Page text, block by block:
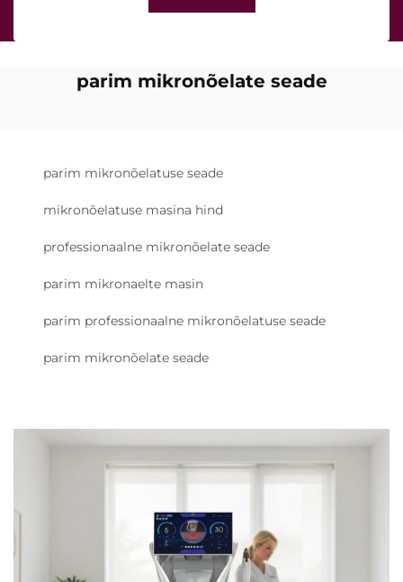
parim mikronõelate seade
parim mikronõelatuse seade
mikronõelatuse masina hind
professionaalne mikronõelate seade
parim mikronaelte masin
parim professionaalne mikronõelatuse seade
parim mikronõelate seade